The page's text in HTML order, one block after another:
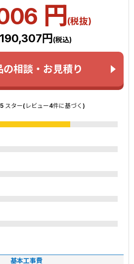
円(税抜)
円 (税込)
の相談・お見積り
スター(レビュー4件に基づく)
基本工事費